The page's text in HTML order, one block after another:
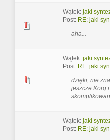
Wątek: jaki
Post: RE: jaki
aha...
Wątek: jaki
Post: RE: jaki
dzięki, nie
jeszcze Korg
Wątek: jaki
Post: RE: jaki